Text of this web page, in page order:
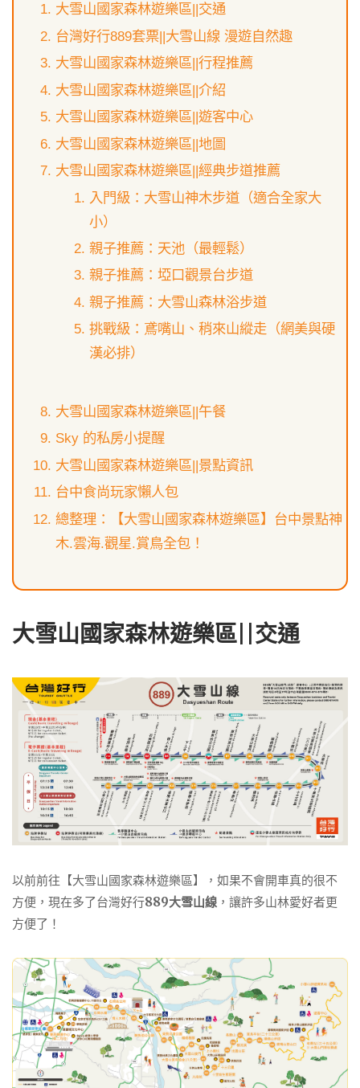
大雪山國家森林遊樂區||交通
台灣好行889套票||大雪山線 漫遊自然趣
大雪山國家森林遊樂區||行程推薦
大雪山國家森林遊樂區||介紹
大雪山國家森林遊樂區||遊客中心
大雪山國家森林遊樂區||地圖
大雪山國家森林遊樂區||經典步道推薦
入門級：大雪山神木步道（適合全家大
小）
親子推薦：天池（最輕鬆）
親子推薦：埡口觀景台步道
親子推薦：大雪山森林浴步道
挑戰級：鳶嘴山、稍來山縱走（網美與硬
漢必排）
大雪山國家森林遊樂區||午餐
Sky 的私房小提醒
大雪山國家森林遊樂區||景點資訊
台中食尚玩家懶人包
總整理：【大雪山國家森林遊樂區】台中景點神
木.雲海.觀星.賞鳥全包！
大雪山國家森林遊樂區||交通
以前前往【大雪山國家森林遊樂區】，如果不會開車真的很不
方便，現在多了台灣好行889大雪山線 ，讓許多山林愛好者更
方便了！